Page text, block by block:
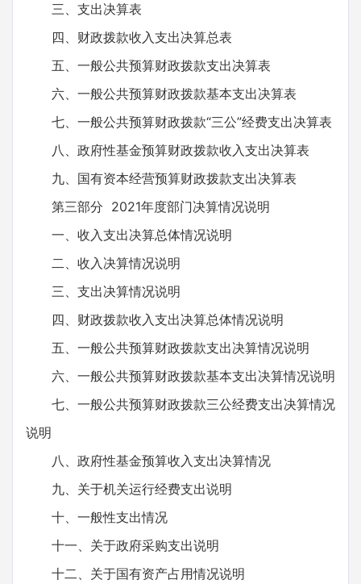
三、支出决算表
四、财政拨款收入支出决算总表
五、一般公共预算财政拨款支出决算表
六、一般公共预算财政拨款基本支出决算表
七、一般公共预算财政拨款“三公”经费支出决算表
八、政府性基金预算财政拨款收入支出决算表
九、国有资本经营预算财政拨款支出决算表
第三部分 2021年度部门决算情况说明
一、收入支出决算总体情况说明
二、收入决算情况说明
三、支出决算情况说明
四、财政拨款收入支出决算总体情况说明
五、一般公共预算财政拨款支出决算情况说明
六、一般公共预算财政拨款基本支出决算情况说明
七、一般公共预算财政拨款三公经费支出决算情况
说明
八、政府性基金预算收入支出决算情况
九、关于机关运行经费支出说明
十、一般性支出情况
十一、关于政府采购支出说明
十二、关于国有资产占用情况说明